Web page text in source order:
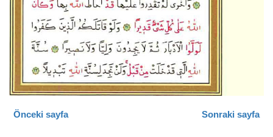
Önceki sayfa Sonraki sayfa